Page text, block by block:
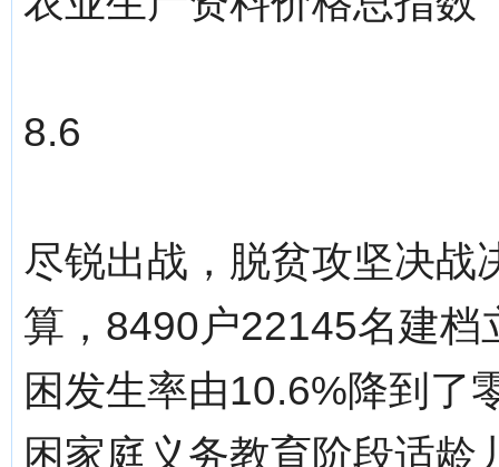
8.6
尽锐出战，脱贫攻坚决战
算，8490户22145名建档
困发生率由10.6%降到了
困家庭义务教育阶段适龄